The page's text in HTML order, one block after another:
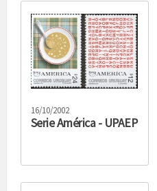
16/10/2002
Serie América - UPAEP